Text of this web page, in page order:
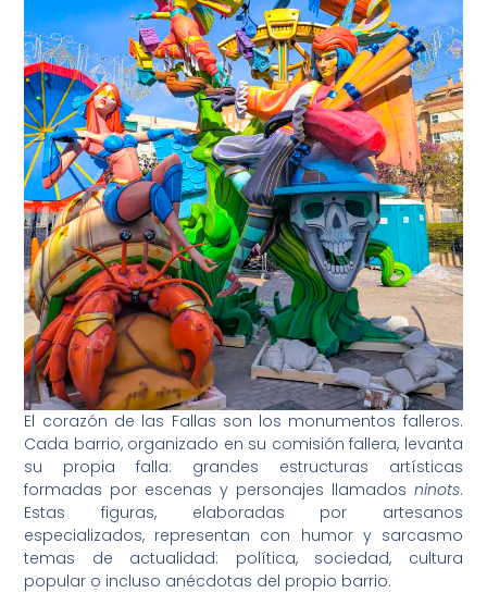
El corazón de las Fallas son los monumentos falleros.
Cada barrio, organizado en su comisión fallera, levanta
su propia falla: grandes estructuras artísticas
formadas por escenas y personajes llamados ninots.
Estas figuras, elaboradas por artesanos
especializados, representan con humor y sarcasmo
temas de actualidad: política, sociedad, cultura
popular o incluso anécdotas del propio barrio.